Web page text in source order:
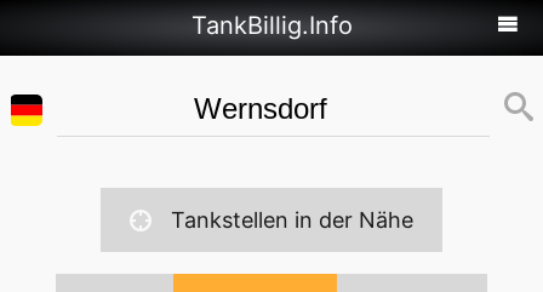
TankBillig.Info
Tankstellen in der Nähe